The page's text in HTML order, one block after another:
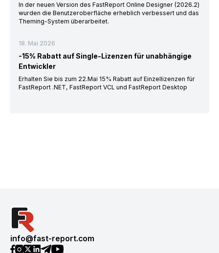
In der neuen Version des FastReport Online Designer (2026.2)
wurden die Benutzeroberfläche erheblich verbessert und das
Theming-System überarbeitet.
18. Mai 2026
-15% Rabatt auf Single-Lizenzen für unabhängige
Entwickler
Erhalten Sie bis zum 22.Mai 15% Rabatt auf Einzellizenzen für
FastReport .NET, FastReport VCL und FastReport Desktop
info@fast-report.com